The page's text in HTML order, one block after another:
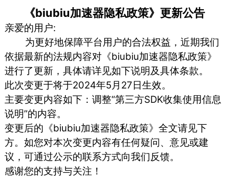
《biubiu加速器隐私政策》更新公告
亲爱的用户:
为更好地保障平台用户的合法权益，近期我们
依据最新的法规内容对《biubiu加速器隐私政策》
进行了更新，具体请详见如下说明及具体条款。
此次变更于将于2024年5月27日生效。
主要变更内容如下：调整“第三方SDK收集使用信息
说明”的内容。
变更后的《biubiu加速器隐私政策》全文请见下
方。如您对本次变更内容有任何疑问、意见或建
议，可通过公示的联系方式向我们反馈。
感谢您的支持与关注！